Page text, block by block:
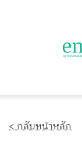
< กลับหน้าหลัก